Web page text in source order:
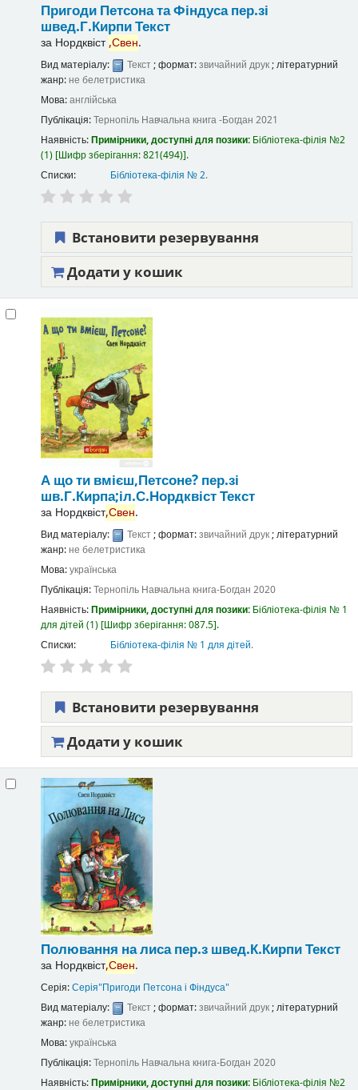
Пригоди Петсона та Фіндусапер.зі
швед.Г.КирпиТекст
за Нордквіст,Свен.
Вид матеріалу: Текст; формат:звичайний друк; літературний
жанр: не белетристика
Мова:англійська
Публікація:Тернопіль Навчальна книга -Богдан 2021
Наявність:Примірники, доступні для позики: Бібліотека-філія №2
(1) Шифр зберігання:821(494) .
Списки:
Бібліотека-філія № 2.
Встановити резервування
Додати у кошик
А що ти вмієш,Петсоне? пер.зі
шв.Г.Кирпа;іл.С.НордквістТекст
за Нордквіст,Свен.
Вид матеріалу: Текст; формат:звичайний друк; літературний
жанр:не белетристика
Мова:українська
Публікація:Тернопіль Навчальна книга-Богдан 2020
Наявність:Примірники, доступні для позики: Бібліотека-філія № 1
для дітей (1) Шифр зберігання:087.5 .
Списки:
Бібліотека-філія № 1 для дітей.
Встановити резервування
Додати у кошик
Полювання на лисапер.з швед.К.КирпиТекст
за Нордквіст,Свен.
Серія:Серія"Пригоди Петсона і Фіндуса"
Вид матеріалу:
Текст; формат:звичайний друк; літературний
жанр: не белетристика
Мова:українська
Публікація:Тернопіль Навчальна книга-Богдан 2020
Наявність:Примірники, доступні для позики: Бібліотека-філія №2